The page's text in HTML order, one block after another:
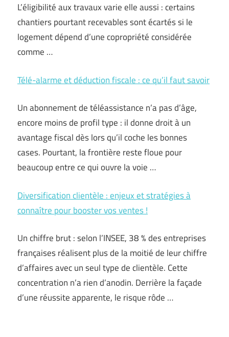
L’éligibilité aux travaux varie elle aussi : certains
chantiers pourtant recevables sont écartés si le
logement dépend d’une copropriété considérée
comme …
Télé-alarme et déduction fiscale : ce qu’il faut savoir
Un abonnement de téléassistance n’a pas d’âge,
encore moins de profil type : il donne droit à un
avantage fiscal dès lors qu’il coche les bonnes
cases. Pourtant, la frontière reste floue pour
beaucoup entre ce qui ouvre la voie …
Diversification clientèle : enjeux et stratégies à
connaître pour booster vos ventes !
Un chiffre brut : selon l’INSEE, 38 % des entreprises
françaises réalisent plus de la moitié de leur chiffre
d’affaires avec un seul type de clientèle. Cette
concentration n’a rien d’anodin. Derrière la façade
d’une réussite apparente, le risque rôde …